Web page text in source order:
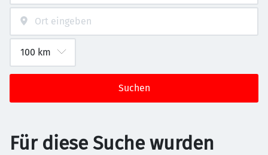
Suchen
Für diese Suche wurden